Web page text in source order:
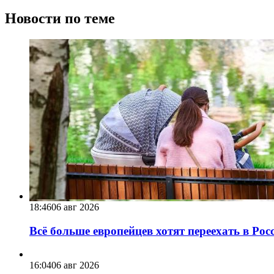
Новости по теме
18:4606 авг 2026
Всё больше европейцев хотят переехать в
16:0406 авг 2026